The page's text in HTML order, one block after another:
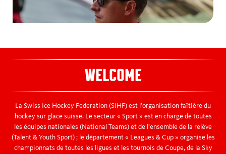
WELCOME
La Swiss Ice Hockey Federation (SIHF) est l’organisation faîtière du
hockey sur glace suisse. Le secteur « Sport » est en charge de toutes
les équipes nationales (National Teams) et de l’ensemble de la relève
(Talent & Youth Sport) ; le département « Leagues & Cup » organise les
championnats de toutes les ligues et les tournois de Coupe, de la Sky